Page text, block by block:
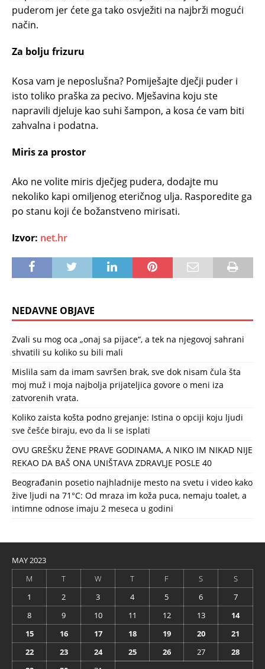
puderom jer ćete ga tako osvježiti na najbrži mogući
način.
Za bolju frizuru
Kosa vam je neposlušna? Pomiješajte dječji puder i
isto toliko praška za pecivo. Mješavina koju ste
napravili djeluje kao suhi šampon, a kosa će vam biti
zahvalna i podatna.
Miris za prostor
Ako ne volite miris dječjeg pudera, dodajte mu
nekoliko kapi omiljenog eteričnog ulja. Rasporedite ga
po stanu koji će božanstveno mirisati.
Izvor: net.hr
NEDAVNE OBJAVE
Zvali su mog oca „onaj sa pijace“, a tek na njegovoj sahrani
shvatili su koliko su bili mali
Mislila sam da imam savršen brak, sve dok nisam čula šta
moj muž i moja najbolja prijateljica govore o meni iza
zatvorenih vrata.
Koliko zaista košta podno grejanje: Istina o opciji koju ljudi
sve češće biraju, evo da li se isplati
OVU GREŠKU ŽENE PRAVE GODINAMA, A NIKO IM NIKAD NIJE
REKAO DA BAŠ ONA UNIŠTAVA ZDRAVLJE POSLE 40
Beograđanin posetio najhladnije mesto na svetu i video kako
žive ljudi na 71°C: Od mraza im koža puca, nemaju toalet, a
intimne odnose imaju 2 meseca u godini
MAY 2023
M
T W T F S
S
1
2 3 4 5 6
7
8
9 10 11 12 13
14
15
16 17 18 19 20
21
22
23 24 25 26 27
28